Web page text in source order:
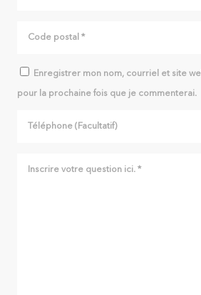
Enregistrer mon nom, courriel et site
pour la prochaine fois que je commenterai.